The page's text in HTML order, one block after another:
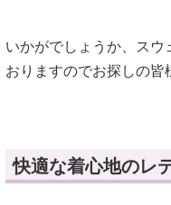
いかがでしょうか、ス
おりますのでお探しの皆
快適な着心地のレ